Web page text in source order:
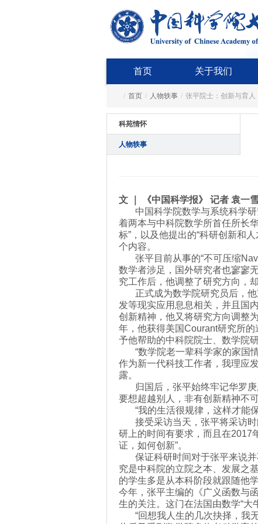
首页 关于我们
/ 首页 / 人物轶事 / 张平院士：创新与育人
科苑情怀
人物轶事
文 ｜ 《中国科学报》 记者 袁一
中国科学院数学与系统科学研
着两本与中科院数学所首任所长
标”，以及他提出的“科研创新和
个内容。
张平目前从事的“不可压缩
数学者涉足，国外研究者也寥寥
究工作后，他调整了研究方向，
正式成为数学院研究员后，他
发等现实应用息息相关，并且国
创新精神，他又将研究方向调整
年，他获得美国Courant研究所
予他帮助的中科院院士、数学院
“数学院老一辈科学家的家国情
作为新一代科技工作者，我理应
露。
归国后，张平始终牢记华罗庚
要想超越别人，非有创新精神不
“我的生活很规律，这样才能保
接受采访当天，张平将采访时
研上的时间有要求，而且在2017
证，如何创新”。
保证科研时间对于张平来说并
究是中科院的立院之本、发展之
的学生多是从本科阶段就跟随他
今年，张平主编的《广义函数与
生的关注。这门在法国由数学“大
“回想我人生的几次抉择，我无